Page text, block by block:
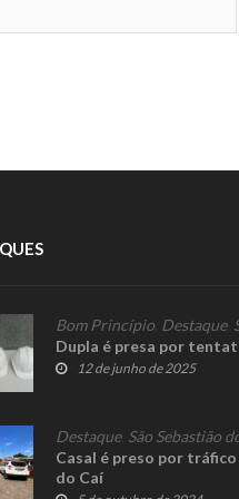
Bom Princípio Destaque,
Dupla é presa por
12 de junho de 2025
Destaque, São Sebastião
Casal é preso por
do Caí